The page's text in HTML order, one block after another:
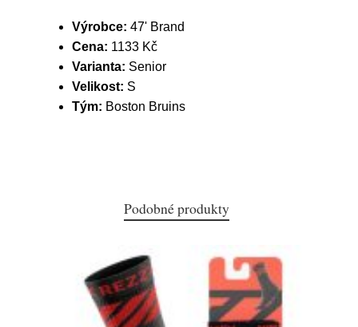
Výrobce: 47' Brand
Cena: 1133 Kč
Varianta: Senior
Velikost: S
Tým: Boston Bruins
Podobné produkty